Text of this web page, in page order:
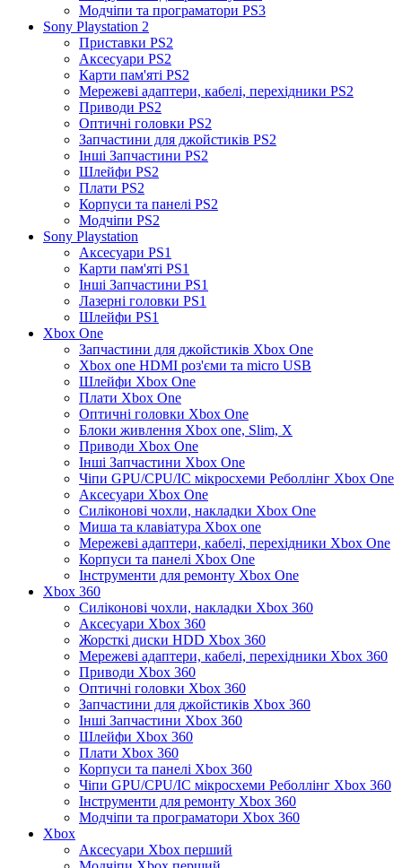
Модчіпи та програматори PS3
Sony Playstation 2
Приставки PS2
Аксесуари PS2
Карти пам'яті PS2
Мережеві адаптери, кабелі, перехідники PS2
Приводи PS2
Оптичні головки PS2
Запчастини для джойстиків PS2
Інші Запчастини PS2
Шлейфи PS2
Плати PS2
Корпуси та панелі PS2
Модчіпи PS2
Sony Playstation
Аксесуари PS1
Карти пам'яті PS1
Інші Запчастини PS1
Лазерні головки PS1
Шлейфи PS1
Xbox One
Запчастини для джойстиків Xbox One
Xbox one HDMI роз'єми та micro USB
Шлейфи Xbox One
Плати Xbox One
Оптичні головки Xbox One
Блоки живлення Xbox one, Slim, X
Приводи Xbox One
Інші Запчастини Xbox One
Чіпи GPU/CPU/IC мікросхеми Реболлінг Xbox One
Аксесуари Xbox One
Силіконові чохли, накладки Xbox One
Миша та клавіатура Xbox one
Мережеві адаптери, кабелі, перехідники Xbox One
Корпуси та панелі Xbox One
Інструменти для ремонту Xbox One
Xbox 360
Силіконові чохли, накладки Xbox 360
Аксесуари Xbox 360
Жорсткі диски HDD Xbox 360
Мережеві адаптери, кабелі, перехідники Xbox 360
Приводи Xbox 360
Оптичні головки Xbox 360
Запчастини для джойстиків Xbox 360
Інші Запчастини Xbox 360
Шлейфи Xbox 360
Плати Xbox 360
Корпуси та панелі Xbox 360
Чіпи GPU/CPU/IC мікросхеми Реболлінг Xbox 360
Інструменти для ремонту Xbox 360
Модчіпи та програматори Xbox 360
Xbox
Аксесуари Xbox перший